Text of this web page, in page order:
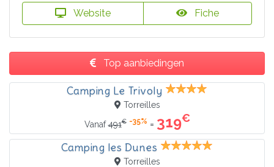
Website Fiche
Top aanbiedingen
Camping Le Trivoly
Torreilles
Vanaf491€ -35% = 319€
Camping les Dunes
Torreilles